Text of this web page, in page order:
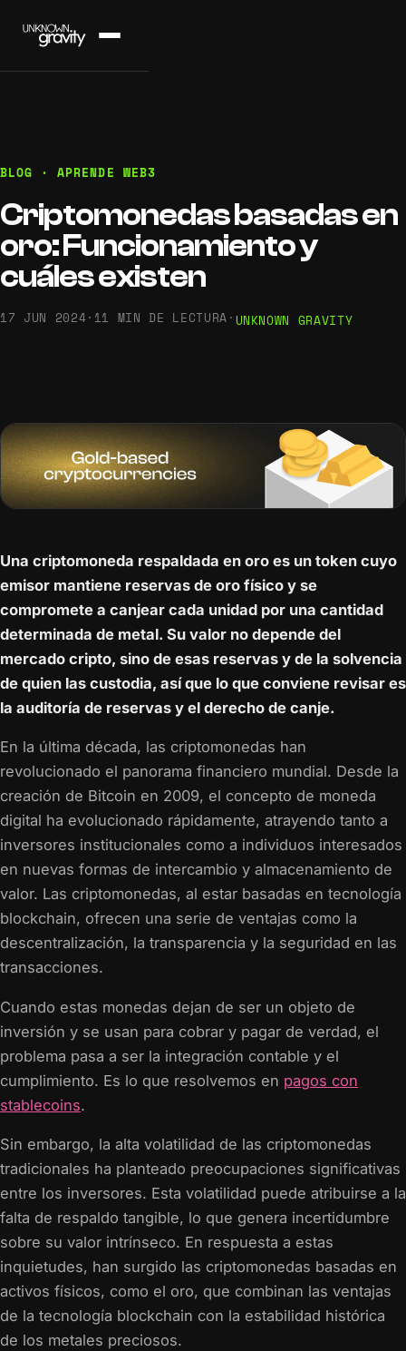
BLOG · APRENDE WEB3
Criptomonedas basadas en
oro: Funcionamiento y
cuáles existen
17 JUN 2024· 11 MIN DE LECTURA · UNKNOWN GRAVITY
Una criptomoneda respaldada en oro es un token cuyo
emisor mantiene reservas de oro físico y se
compromete a canjear cada unidad por una cantidad
determinada de metal. Su valor no depende del
mercado cripto, sino de esas reservas y de la solvencia
de quien las custodia, así que lo que conviene revisar es
la auditoría de reservas y el derecho de canje.
En la última década, las criptomonedas han
revolucionado el panorama financiero mundial. Desde la
creación de Bitcoin en 2009, el concepto de moneda
digital ha evolucionado rápidamente, atrayendo tanto a
inversores institucionales como a individuos interesados
en nuevas formas de intercambio y almacenamiento de
valor. Las criptomonedas, al estar basadas en tecnología
blockchain, ofrecen una serie de ventajas como la
descentralización, la transparencia y la seguridad en las
transacciones.
Cuando estas monedas dejan de ser un objeto de
inversión y se usan para cobrar y pagar de verdad, el
problema pasa a ser la integración contable y el
cumplimiento. Es lo que resolvemos en pagos con
stablecoins.
Sin embargo, la alta volatilidad de las criptomonedas
tradicionales ha planteado preocupaciones significativas
entre los inversores. Esta volatilidad puede atribuirse a la
falta de respaldo tangible, lo que genera incertidumbre
sobre su valor intrínseco. En respuesta a estas
inquietudes, han surgido las criptomonedas basadas en
activos físicos, como el oro, que combinan las ventajas
de la tecnología blockchain con la estabilidad histórica
de los metales preciosos.